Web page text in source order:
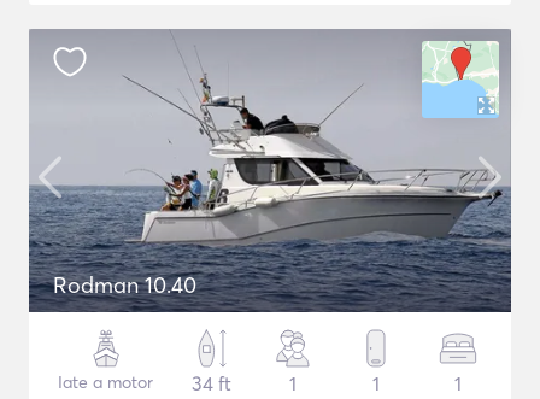
Rodman 10.40
Iate a motor
34 ft
1 1 1